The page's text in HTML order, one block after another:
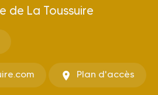
de La Toussuire
Plan d'accès